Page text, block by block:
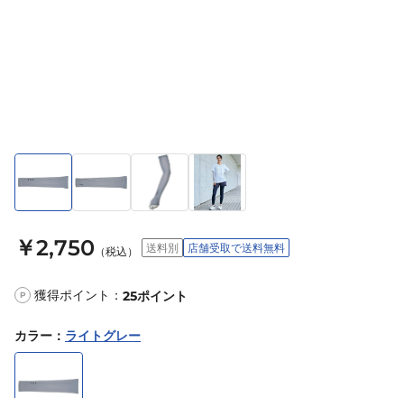
￥2,750 （税込） 送料別 店舗受取で送料無料
P 獲得ポイント： 25ポイント
カラー ： ライトグレー